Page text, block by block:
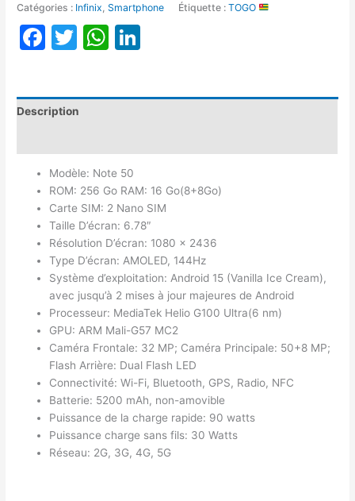
Catégories : Infinix ,Smartphone Étiquette :TOGO
Facebook
TwitterWhatsApp
Description
Modèle: Note 50
ROM: 256 Go RAM: 16 Go(8+8Go)
Carte SIM: 2 Nano SIM
Taille D’écran: 6.78″
Résolution D’écran: 1080 × 2436
Type D’écran: AMOLED, 144Hz
Système d’exploitation: Android 15 (Vanilla Ice Cream),
avec jusqu’à 2 mises à jour majeures de Android
Processeur: MediaTek Helio G100 Ultra(6 nm)
GPU: ARM Mali-G57 MC2
Caméra Frontale: 32 MP; Caméra Principale: 50+8 MP;
Flash Arrière: Dual Flash LED
Connectivité: Wi-Fi, Bluetooth, GPS, Radio, NFC
Batterie: 5200 mAh, non-amovible
Puissance de la charge rapide: 90 watts
Puissance charge sans fils: 30 Watts
Réseau: 2G, 3G, 4G, 5G